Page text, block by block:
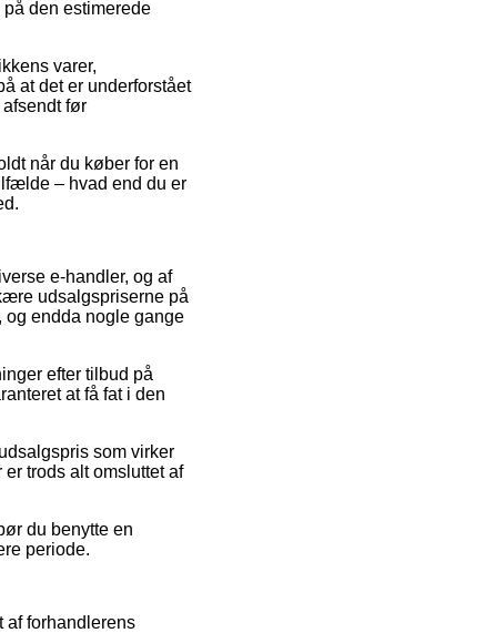
den estimerede
varer,
at det er underforstået
før
når du køber for en
– hvad end du er
e-handler, og af
udsalgspriserne på
og endda nogle gange
efter tilbud på
at få fat i den
som virker
trods alt omsluttet af
du benytte en
periode.
af forhandlerens